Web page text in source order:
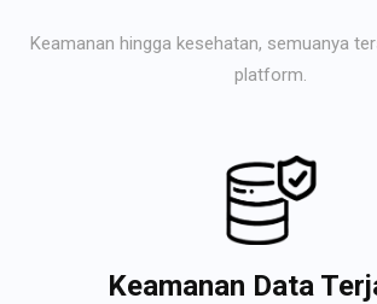
Keamanan hingga kesehatan, semuanya
platform.
Keamanan Data